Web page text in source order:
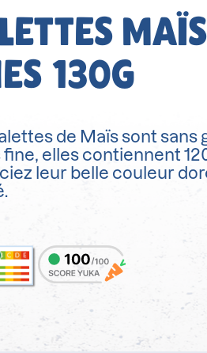
130G
de Maïs sont sans
elles contiennent
leur belle couleur